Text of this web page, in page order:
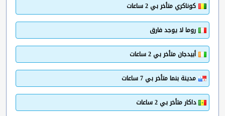
كوناكري متأخر بي 2 ساعات
روما لا يوجد فارق
أبيدجان متأخر بي 2 ساعات
مدينة بنما متأخر بي 7 ساعات
داكار متأخر بي 2 ساعات